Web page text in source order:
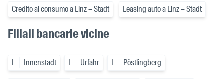
Credito al consumo a Linz – Stadt Leasing auto a Linz – Stadt
Filiali bancarie vicine
L Innenstadt L Urfahr L Pöstlingberg